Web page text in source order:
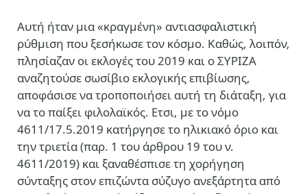
Αυτή ήταν μια «κραγμένη» αντιασφαλιστική
ρύθμιση που ξεσήκωσε τον κόσμο. Καθώς, λοιπόν,
πλησίαζαν οι εκλογές του 2019 και ο ΣΥΡΙΖΑ
αναζητούσε σωσίβιο εκλογικής επιβίωσης,
αποφάσισε να τροποποιήσει αυτή τη διάταξη, για
να το παίξει φιλολαϊκός. Ετσι, με το νόμο
4611/17.5.2019 κατήργησε το ηλικιακό όριο και
την τριετία (παρ. 1 του άρθρου 19 του ν.
4611/2019) και ξαναθέσπισε τη χορήγηση
σύνταξης στον επιζώντα σύζυγο ανεξάρτητα από